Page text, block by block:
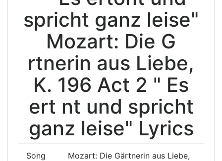
spricht ganz leise"
Mozart: Die G
rtnerin aus Liebe,
K. 196 Act 2 " Es
ert nt und spricht
ganz leise" Lyrics
Song
Mozart: Die Gärtnerin aus Liebe,